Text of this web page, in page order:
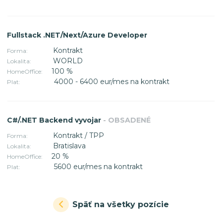
Fullstack .NET/Next/Azure Developer
Forma: Kontrakt
Lokalita: WORLD
HomeOffice: 100 %
Plat: 4000 - 6400 eur/mes na kontrakt
C#/.NET Backend vyvojar - OBSADENÉ
Forma: Kontrakt / TPP
Lokalita: Bratislava
HomeOffice: 20 %
Plat: 5600 eur/mes na kontrakt
Späť na všetky pozície